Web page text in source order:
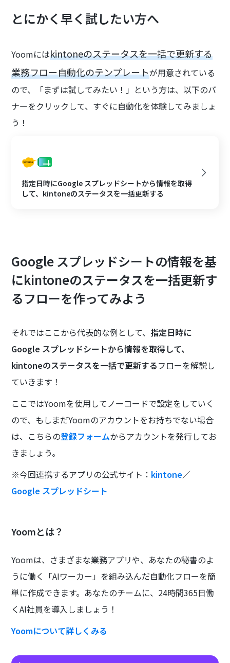
とにかく早く試したい方へ
Yoomにはkintoneのステータスを一括で更新する
業務フロー自動化のテンプレートが用意されている
ので、「まずは試してみたい！」という方は、以下のバ
ナーをクリックして、すぐに自動化を体験してみましょ
う！
指定日時にGoogle スプレッドシートから情報を取得
して、kintoneのステータスを一括更新する
Google スプレッドシートの情報を基
にkintoneのステータスを一括更新す
るフローを作ってみよう
それではここから代表的な例として、指定日時に
Google スプレッドシートから情報を取得して、
kintoneのステータスを一括で更新するフローを解説し
ていきます！
ここではYoomを使用してノーコードで設定をしていく
ので、もしまだYoomのアカウントをお持ちでない場合
は、こちらの登録フォームからアカウントを発行してお
きましょう。
※今回連携するアプリの公式サイト： kintone／
Google スプレッドシート
Yoomとは？
Yoomは、さまざまな業務アプリや、あなたの秘書のよ
うに働く「AIワーカー」を組み込んだ自動化フローを簡
単に作成できます。あなたのチームに、24時間365日働
くAI社員を導入しましょう！
Yoomについて詳しくみる